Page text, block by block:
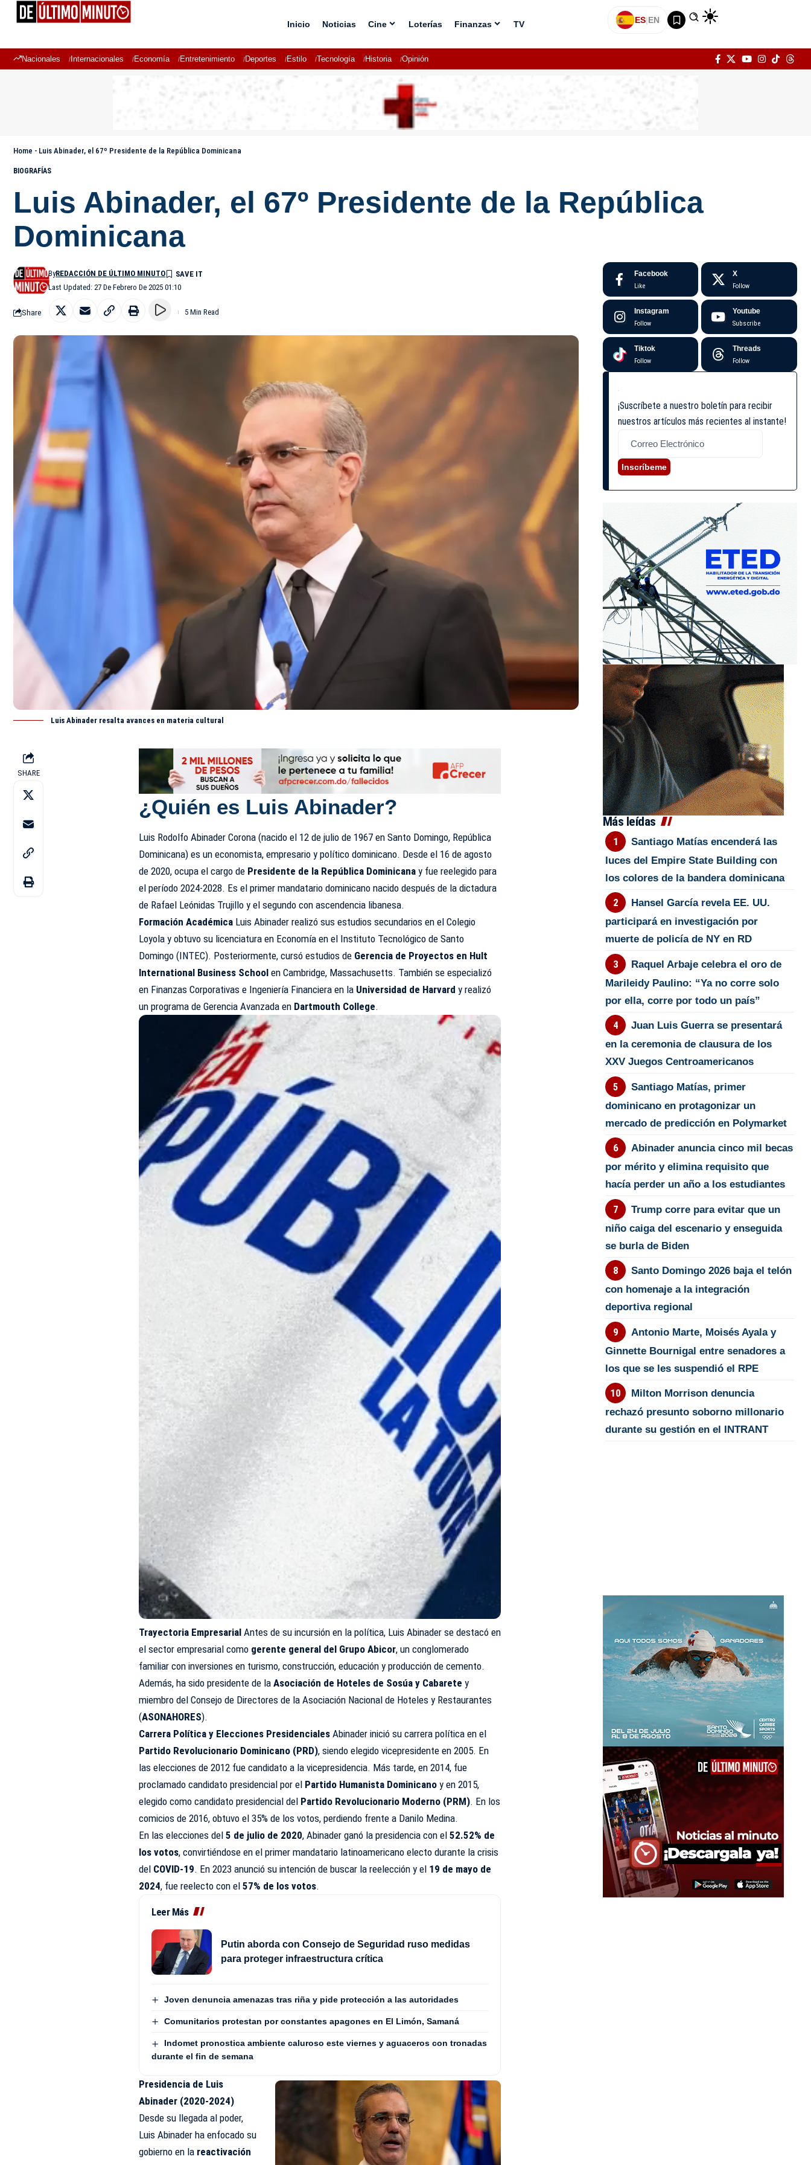
Inicio Noticias Cine Loterías Finanzas TV ES|EN
Nacionales Internacionales Economía Entretenimiento Deportes Estilo Tecnología Historia Opinión
Home - Luis Abinader, el 67º Presidente de la República Dominicana
BIOGRAFÍAS
Luis Abinader, el 67º Presidente de la República
Dominicana
Last Updated: 27 De Febrero De 2025 01:10
ByREDACCIÓN DE ÚLTIMO MINUTO
Share 5 Min Read
Luis Abinader resalta avances en materia cultural
SHARE
¿Quién es Luis Abinader?
Luis Rodolfo Abinader Corona (nacido el 12 de julio de 1967 en Santo Domingo, República
Dominicana) es un economista, empresario y político dominicano. Desde el 16 de agosto
de 2020, ocupa el cargo de Presidente de la República Dominicana y fue reelegido para
el período 2024-2028. Es el primer mandatario dominicano nacido después de la dictadura
de Rafael Leónidas Trujillo y el segundo con ascendencia libanesa.
Formación Académica Luis Abinader realizó sus estudios secundarios en el Colegio
Loyola y obtuvo su licenciatura en Economía en el Instituto Tecnológico de Santo
Domingo (INTEC). Posteriormente, cursó estudios de Gerencia de Proyectos en Hult
International Business School en Cambridge, Massachusetts. También se especializó
en Finanzas Corporativas e Ingeniería Financiera en la Universidad de Harvard y realizó
un programa de Gerencia Avanzada en Dartmouth College.
Trayectoria Empresarial Antes de su incursión en la política, Luis Abinader se destacó en
el sector empresarial como gerente general del Grupo Abicor, un conglomerado
familiar con inversiones en turismo, construcción, educación y producción de cemento.
Además, ha sido presidente de laAsociación de Hoteles de Sosúa y Cabarete y
miembro del Consejo de Directores de la Asociación Nacional de Hoteles y Restaurantes
(ASONAHORES).
Carrera Política y Elecciones Presidenciales Abinader inició su carrera política en el
Partido Revolucionario Dominicano (PRD), siendo elegido vicepresidente en 2005. En
las elecciones de 2012 fue candidato a la vicepresidencia. Más tarde, en 2014, fue
proclamado candidato presidencial por el Partido Humanista Dominicano y en 2015,
elegido como candidato presidencial del Partido Revolucionario Moderno (PRM). En los
comicios de 2016, obtuvo el 35% de los votos, perdiendo frente a Danilo Medina.
En las elecciones del5 de julio de 2020, Abinader ganó la presidencia con el52.52% de
los votos, convirtiéndose en el primer mandatario latinoamericano electo durante la crisis
del COVID-19. En 2023 anunció su intención de buscar la reelección y el 19 de mayo de
2024, fue reelecto con el57% de los votos.
Leer Más
Putin aborda con Consejo de Seguridad ruso medidas
para proteger infraestructura crítica
Joven denuncia amenazas tras riña y pide protección a las autoridades
Comunitarios protestan por constantes apagones en El Limón, Samaná
Indomet pronostica ambiente caluroso este viernes y aguaceros con tronadas
durante el fin de semana
Presidencia de Luis
Abinader (2020-2024)
Desde su llegada al poder,
Luis Abinader ha enfocado su
gobierno en la reactivación
Facebook
Like
X
Follow
Instagram
Follow
Youtube
Subscribe
Tiktok
Follow
Threads
Follow
¡Suscríbete a nuestro boletín para recibir
nuestros artículos más recientes al instante!
Inscríbeme
Más leídas
Santiago Matías encenderá las
luces del Empire State Building con
los colores de la bandera dominicana
Hansel García revela EE. UU.
participará en investigación por
muerte de policía de NY en RD
Raquel Arbaje celebra el oro de
Marileidy Paulino: “Ya no corre solo
por ella, corre por todo un país”
Juan Luis Guerra se presentará
en la ceremonia de clausura de los
XXV Juegos Centroamericanos
Santiago Matías, primer
dominicano en protagonizar un
mercado de predicción en Polymarket
Abinader anuncia cinco mil becas
por mérito y elimina requisito que
hacía perder un año a los estudiantes
Trump corre para evitar que un
niño caiga del escenario y enseguida
se burla de Biden
Santo Domingo 2026 baja el telón
con homenaje a la integración
deportiva regional
Antonio Marte, Moisés Ayala y
Ginnette Bournigal entre senadores a
los que se les suspendió el RPE
Milton Morrison denuncia
rechazó presunto soborno millonario
durante su gestión en el INTRANT